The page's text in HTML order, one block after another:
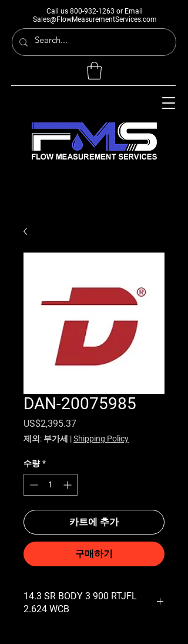
Call us 800-932-1263 or Email
Sales@FlowMeasurementServices.com
DAN-20075985
US$2,395.37가격
제외: 부가세 |Shipping Policy
수량 *
카트에 추가
구매하기
14.3 SR BODY 3 900 RTJFL
2.624 WCB